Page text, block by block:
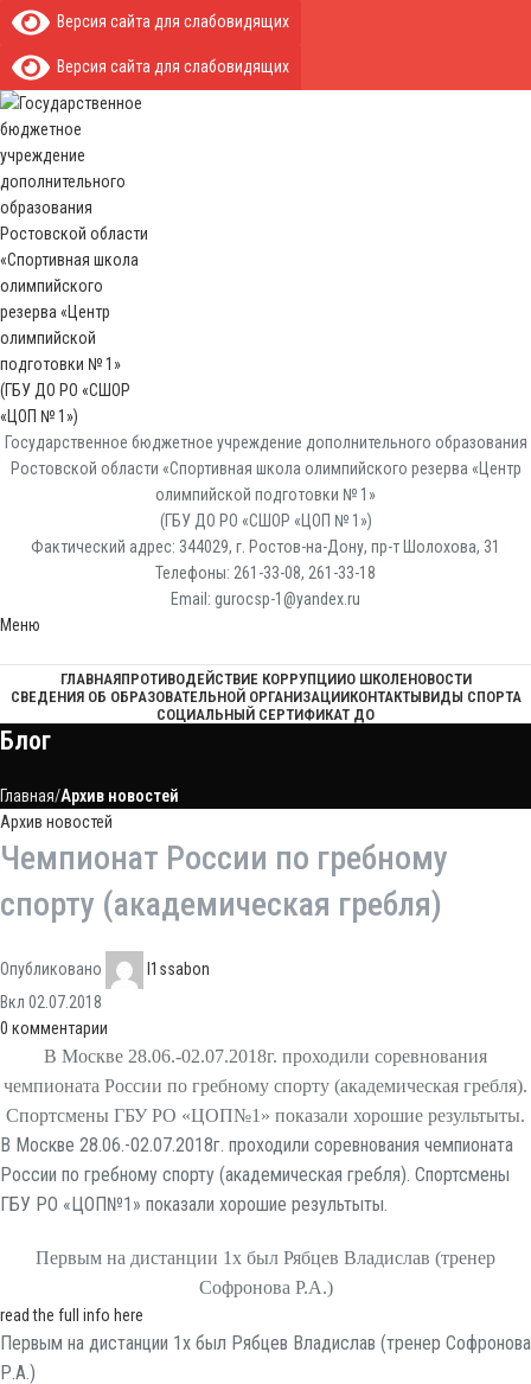
Версия сайта для слабовидящих
Версия сайта для слабовидящих
Государственное бюджетное учреждение дополнительного образования
Ростовской области «Спортивная школа олимпийского резерва «Центр
олимпийской подготовки № 1»
(ГБУ ДО РО «СШОР «ЦОП № 1»)
Фактический адрес: 344029, г. Ростов-на-Дону, пр-т Шолохова, 31
Телефоны: 261-33-08, 261-33-18
Email: gurocsp-1@yandex.ru
Меню
ГЛАВНАЯПРОТИВОДЕЙСТВИЕ КОРРУПЦИИО ШКОЛЕНОВОСТИ
СВЕДЕНИЯ ОБ ОБРАЗОВАТЕЛЬНОЙ ОРГАНИЗАЦИИКОНТАКТЫВИДЫ СПОРТА
СОЦИАЛЬНЫЙ СЕРТИФИКАТ ДО
Блог
Главная Архив новостей
Архив новостей
Чемпионат России по гребному
спорту (академическая гребля)
Опубликовано
l1ssabon
Вкл 02.07.2018
0 комментарии
В Москве 28.06.-02.07.2018г. проходили соревнования
чемпионата России по гребному спорту (академическая гребля).
Спортсмены ГБУ РО «ЦОП№1» показали хорошие результыты.
В Москве 28.06.-02.07.2018г. проходили соревнования чемпионата
России по гребному спорту (академическая гребля). Спортсмены
ГБУ РО «ЦОП№1» показали хорошие результыты.
Первым на дистанции 1х был Рябцев Владислав (тренер
Софронова Р.А.)
read the full info here
Первым на дистанции 1х был Рябцев Владислав (тренер Софронова
Р.А.)